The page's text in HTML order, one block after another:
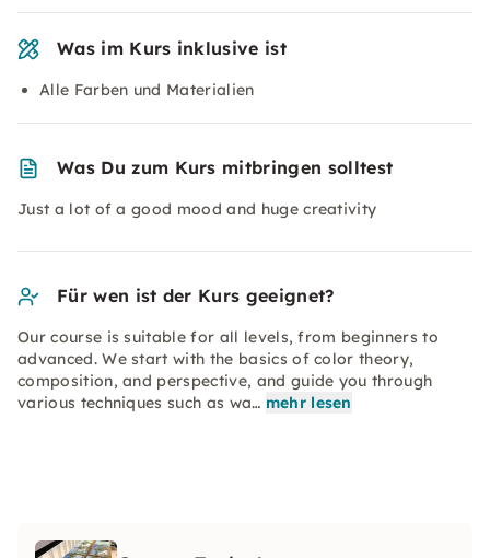
Was im Kurs inklusive ist
Alle Farben und Materialien
Was Du zum Kurs mitbringen solltest
Just a lot of a good mood and huge creativity
Für wen ist der Kurs geeignet?
Our course is suitable for all levels, from beginners to
advanced. We start with the basics of color theory,
composition, and perspective, and guide you through
various techniques such as wa… mehr lesen